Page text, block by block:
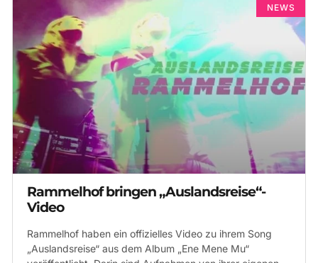
NEWS
Rammelhof bringen „Auslandsreise“-
Video
Rammelhof haben ein offizielles Video zu ihrem Song
„Auslandsreise“ aus dem Album „Ene Mene Mu“